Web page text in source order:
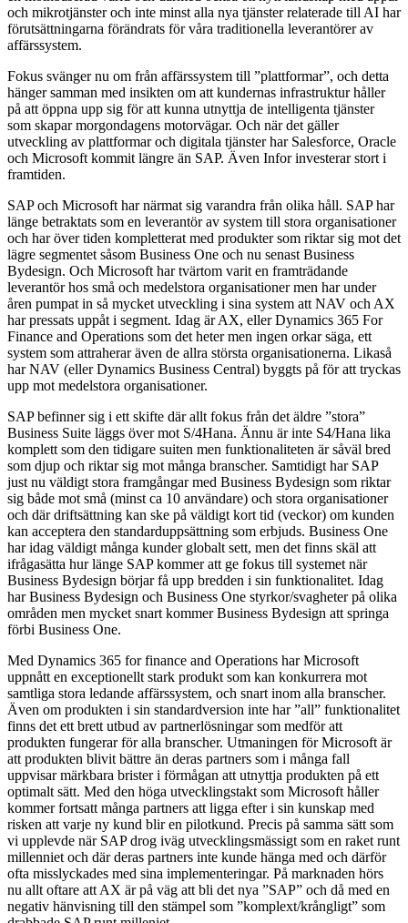
och mikrotjänster och inte minst alla nya tjänster relaterade till AI har
förutsättningarna förändrats för våra traditionella leverantörer av
affärssystem.
Fokus svänger nu om från affärssystem till ”plattformar”, och detta
hänger samman med insikten om att kundernas infrastruktur håller
på att öppna upp sig för att kunna utnyttja de intelligenta tjänster
som skapar morgondagens motorvägar. Och när det gäller
utveckling av plattformar och digitala tjänster har Salesforce, Oracle
och Microsoft kommit längre än SAP. Även Infor investerar stort i
framtiden.
SAP och Microsoft har närmat sig varandra från olika håll. SAP har
länge betraktats som en leverantör av system till stora organisationer
och har över tiden kompletterat med produkter som riktar sig mot det
lägre segmentet såsom Business One och nu senast Business
Bydesign. Och Microsoft har tvärtom varit en framträdande
leverantör hos små och medelstora organisationer men har under
åren pumpat in så mycket utveckling i sina system att NAV och AX
har pressats uppåt i segment. Idag är AX, eller Dynamics 365 For
Finance and Operations som det heter men ingen orkar säga, ett
system som attraherar även de allra största organisationerna. Likaså
har NAV (eller Dynamics Business Central) byggts på för att tryckas
upp mot medelstora organisationer.
SAP befinner sig i ett skifte där allt fokus från det äldre ”stora”
Business Suite läggs över mot S/4Hana. Ännu är inte S4/Hana lika
komplett som den tidigare suiten men funktionaliteten är såväl bred
som djup och riktar sig mot många branscher. Samtidigt har SAP
just nu väldigt stora framgångar med Business Bydesign som riktar
sig både mot små (minst ca 10 användare) och stora organisationer
och där driftsättning kan ske på väldigt kort tid (veckor) om kunden
kan acceptera den standarduppsättning som erbjuds. Business One
har idag väldigt många kunder globalt sett, men det finns skäl att
ifrågasätta hur länge SAP kommer att ge fokus till systemet när
Business Bydesign börjar få upp bredden i sin funktionalitet. Idag
har Business Bydesign och Business One styrkor/svagheter på olika
områden men mycket snart kommer Business Bydesign att springa
förbi Business One.
Med Dynamics 365 for finance and Operations har Microsoft
uppnått en exceptionellt stark produkt som kan konkurrera mot
samtliga stora ledande affärssystem, och snart inom alla branscher.
Även om produkten i sin standardversion inte har ”all” funktionalitet
finns det ett brett utbud av partnerlösningar som medför att
produkten fungerar för alla branscher. Utmaningen för Microsoft är
att produkten blivit bättre än deras partners som i många fall
uppvisar märkbara brister i förmågan att utnyttja produkten på ett
optimalt sätt. Med den höga utvecklingstakt som Microsoft håller
kommer fortsatt många partners att ligga efter i sin kunskap med
risken att varje ny kund blir en pilotkund. Precis på samma sätt som
vi upplevde när SAP drog iväg utvecklingsmässigt som en raket runt
millenniet och där deras partners inte kunde hänga med och därför
ofta misslyckades med sina implementeringar. På marknaden hörs
nu allt oftare att AX är på väg att bli det nya ”SAP” och då med en
negativ hänvisning till den stämpel som ”komplext/krångligt” som